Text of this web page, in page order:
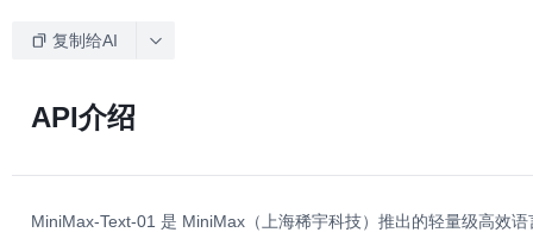
复制给AI
API介绍
MiniMax-Text-01 是 MiniMax（上海稀宇科技）推出的轻量级高效